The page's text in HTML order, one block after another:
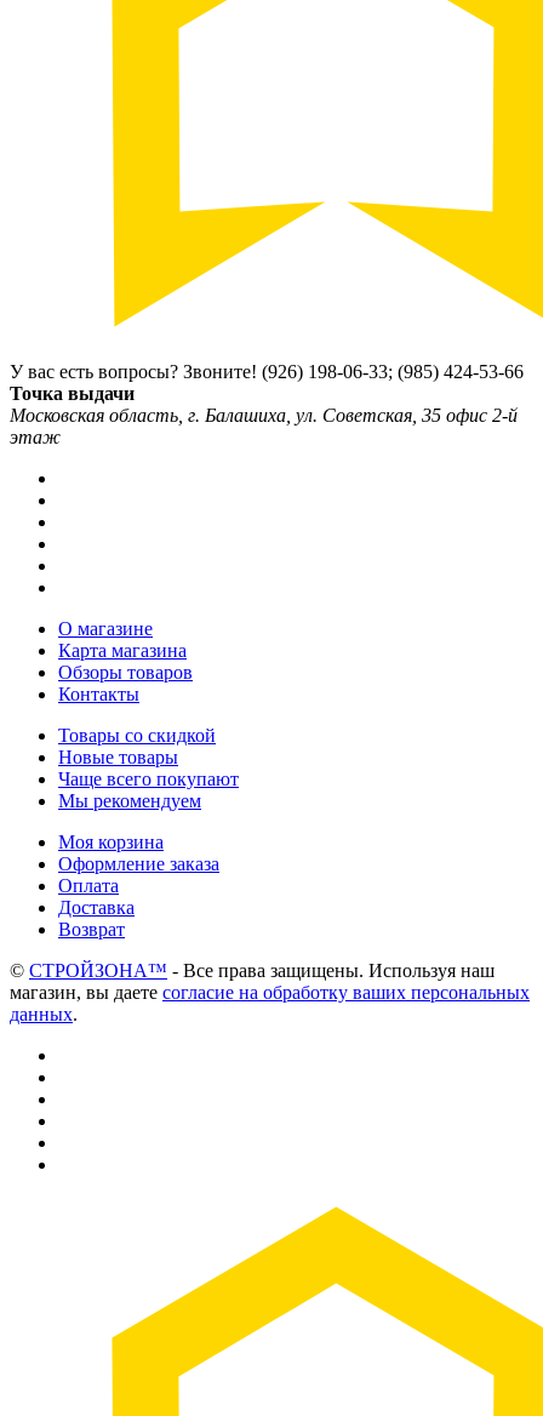
У вас есть вопросы? Звоните! (926) 198-06-33; (985) 424-53-66
Точка выдачи
Московская область, г. Балашиха, ул. Советская, 35 офис 2-й
этаж
О магазине
Карта магазина
Обзоры товаров
Контакты
Товары со скидкой
Новые товары
Чаще всего покупают
Мы рекомендуем
Моя корзина
Оформление заказа
Оплата
Доставка
Возврат
© СТРОЙЗОНА™ - Все права защищены. Используя наш
магазин, вы даете согласие на обработку ваших персональных
данных.